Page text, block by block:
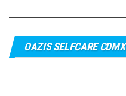
OAZIS SELFCARE CDMX